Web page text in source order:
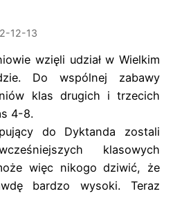
12-13
wzięli udział w Wielkim
Do wspólnej zabawy
klas drugich i trzecich
4-8.
do Dyktanda zostali
klasowych
więc nikogo dziwić, że
bardzo wysoki. Teraz